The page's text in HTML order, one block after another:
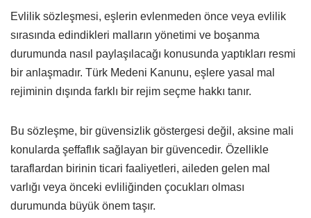
Evlilik sözleşmesi, eşlerin evlenmeden önce veya evlilik
sırasında edindikleri malların yönetimi ve boşanma
durumunda nasıl paylaşılacağı konusunda yaptıkları resmi
bir anlaşmadır. Türk Medeni Kanunu, eşlere yasal mal
rejiminin dışında farklı bir rejim seçme hakkı tanır.
Bu sözleşme, bir güvensizlik göstergesi değil, aksine mali
konularda şeffaflık sağlayan bir güvencedir. Özellikle
taraflardan birinin ticari faaliyetleri, aileden gelen mal
varlığı veya önceki evliliğinden çocukları olması
durumunda büyük önem taşır.